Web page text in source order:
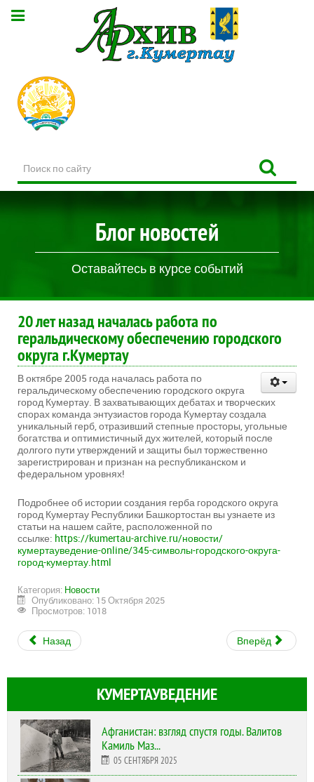
по
сайту
Блог новостей
Оставайтесь в курсе событий
20 лет назад началась работа по
геральдическому обеспечению городского
округа г.Кумертау
В октябре 2005 года началась работа по
геральдическому обеспечению городского округа
город Кумертау. В захватывающих дебатах и творческих
спорах команда энтузиастов города Кумертау создала
уникальный герб, отразивший степные просторы, угольные
богатства и оптимистичный дух жителей, который после
долгого пути утверждений и защиты был торжественно
зарегистрирован и признан на республиканском и
федеральном уровнях!
Подробнее об истории создания герба городского округа
город Кумертау Республики Башкортостан вы узнаете из
статьи на нашем сайте, расположенной по
ссылке: https://kumertau-archive.ru/новости/
кумертауведение-online/345-символы-городского-округа-
город-кумертау.html
Категория: Новости
Опубликовано: 15 Октября 2025
Просмотров: 1018
Назад Вперёд
КУМЕРТАУВЕДЕНИЕ
Афганистан: взгляд спустя годы. Валитов
Камиль Маз...
05 СЕНТЯБРЯ 2025